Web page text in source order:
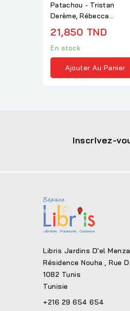
Patachou - Tristan
Derème, Rébecca
Dautremer
21,850 TND
En stock
Ajouter Au Panier
Inscrivez-
Libris Jardins D'el
Résidence Nouha , Rue
1082 Tunis
Tunisie
+216 29 654 654